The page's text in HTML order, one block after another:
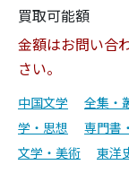
買取可能額
金額はお問い合
さい。
中国文学 全集・
学・思想
専門書
文学・美術
東洋